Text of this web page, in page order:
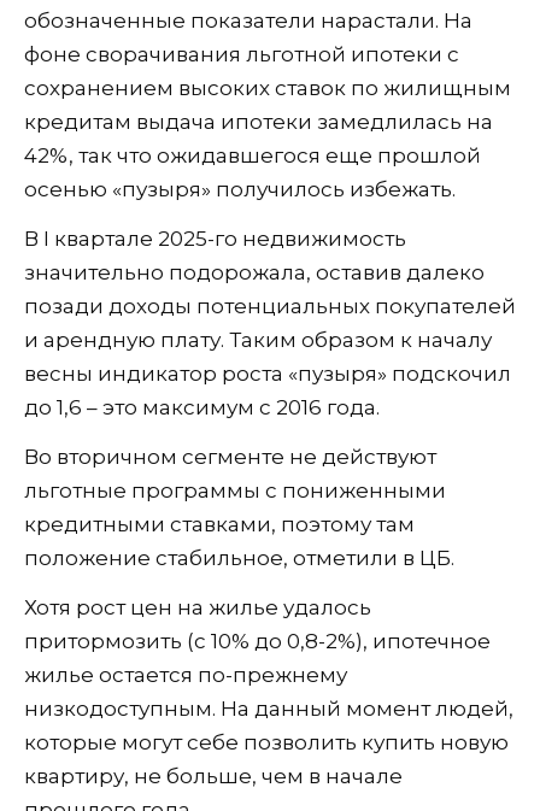
обозначенные показатели нарастали. На
фоне сворачивания льготной ипотеки с
сохранением высоких ставок по жилищным
кредитам выдача ипотеки замедлилась на
42%, так что ожидавшегося еще прошлой
осенью «пузыря» получилось избежать.
В I квартале 2025-го недвижимость
значительно подорожала, оставив далеко
позади доходы потенциальных покупателей
и арендную плату. Таким образом к началу
весны индикатор роста «пузыря» подскочил
до 1,6 – это максимум с 2016 года.
Во вторичном сегменте не действуют
льготные программы с пониженными
кредитными ставками, поэтому там
положение стабильное, отметили в ЦБ.
Хотя рост цен на жилье удалось
притормозить (с 10% до 0,8-2%), ипотечное
жилье остается по-прежнему
низкодоступным. На данный момент людей,
которые могут себе позволить купить новую
квартиру, не больше, чем в начале